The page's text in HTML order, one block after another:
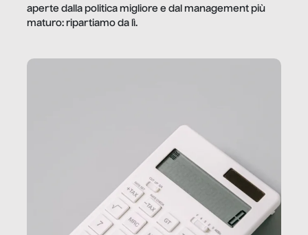
aperte dalla politica migliore e dal management più
maturo: ripartiamo da lì.